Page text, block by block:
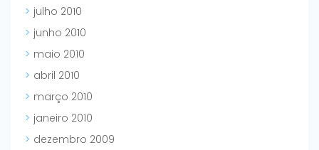
julho 2010
junho 2010
maio 2010
abril 2010
março 2010
janeiro 2010
dezembro 2009